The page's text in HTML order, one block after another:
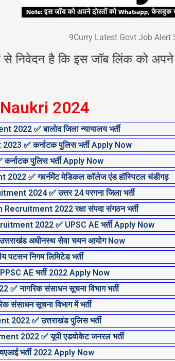
9Curry Latest Govt Job
है कि इस जॉब लिंक को अपने
2024
✅ बालोद जिला न्यायालय भर्ती
✅ कर्नाटक पुलिस भर्ती Apply Now
पुलिस भर्ती Apply Now
✅ गवर्नमेंट मेडिकल कॉलेज एंड हॉस्पिटल चंडीगढ़
2024 ✅ उत्तर 24 परगना जिला भर्ती
2022 रक्षा संपदा संगठन भर्ती
2022 ✅ UPSC AE भर्ती Apply Now
अधीनस्थ सेवा चयन आयोग Now
निगम लिमिटेड भर्ती
AE भर्ती 2022 Apply Now
नागरिक संसाधन सूचना विभाग भर्ती
संसाधन सूचना विभाग में भर्ती
✅ उत्तराखंड पुलिस भर्ती
2022 ✅ यूपी एडवोकेट जनरल भर्ती
भर्ती 2022 Apply Now
P
a
g
e
P
a
g
e
a
g
e
a
g
e